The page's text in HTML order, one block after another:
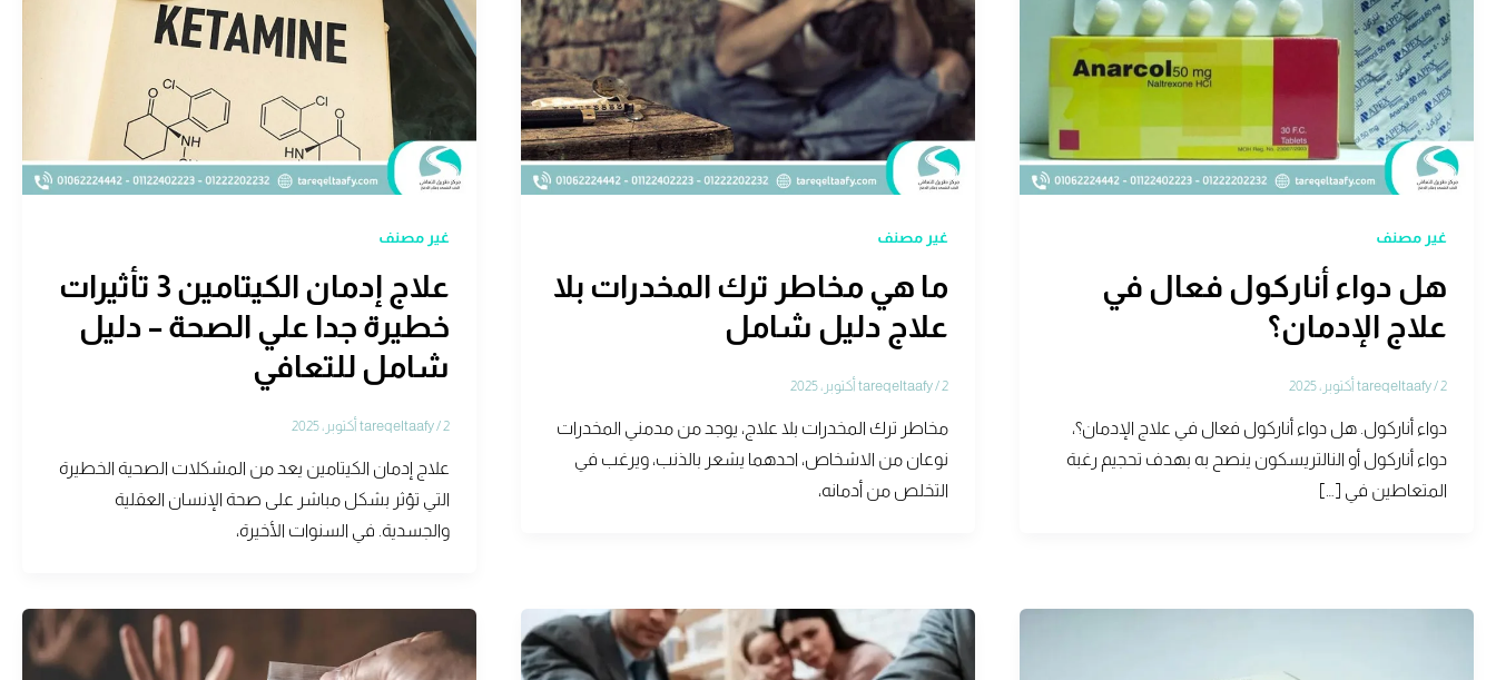
غير مصنف
هل دواء أناركول فعال في
علاج الإدمان؟
tareqeltaafy/ 2 أكتوبر، 2025
دواء أناركول. هل دواء أناركول فعال في علاج الإدمان؟،
دواء أناركول أو النالتريسكون ينصح به بهدف تحجيم رغبة
المتعاطين في […]
غير مصنف
ما هي مخاطر ترك المخدرات بلا
علاج دليل شامل
tareqeltaafy/ 2 أكتوبر، 2025
مخاطر ترك المخدرات بلا علاج، يوجد من مدمني المخدرات
نوعان من الاشخاص، احدهما يشعر بالذنب، ويرغب في
التخلص من أدمانه،
غير مصنف
علاج إدمان الكيتامين 3 تأثيرات
خطيرة جدا علي الصحة – دليل
شامل للتعافي
tareqeltaafy/ 2 أكتوبر، 2025
علاج إدمان الكيتامين يعد من المشكلات الصحية الخطيرة
التي تؤثر بشكل مباشر على صحة الإنسان العقلية
والجسدية. في السنوات الأخيرة،